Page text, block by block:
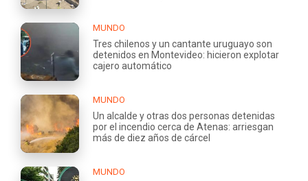
MUNDO
Tres chilenos y un cantante uruguayo son
detenidos en Montevideo: hicieron explotar
cajero automático
MUNDO
Un alcalde y otras dos personas detenidas
por el incendio cerca de Atenas: arriesgan
más de diez años de cárcel
MUNDO